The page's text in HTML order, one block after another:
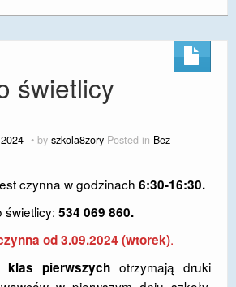
MAŁOLETNICH
Z JAKOŚCIĄ – ROZWÓJ
NA TERENIE MIASTA
2027
świetlicy
by szkola8zory Posted in Bez
czynna w godzinach 6:30-16:30.
świetlicy: 534 069 860.
od 3.09.2024 (wtorek).
klas pierwszych otrzymają druki